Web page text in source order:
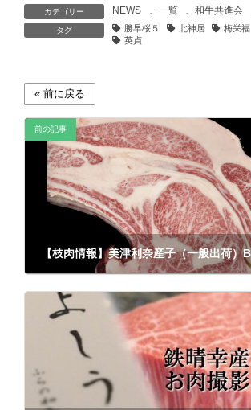
カテゴリー NEWS 、 一覧 、和牛共進会
タグ 勝早桜５ 北神居 梅栄福
英貞
前の記事